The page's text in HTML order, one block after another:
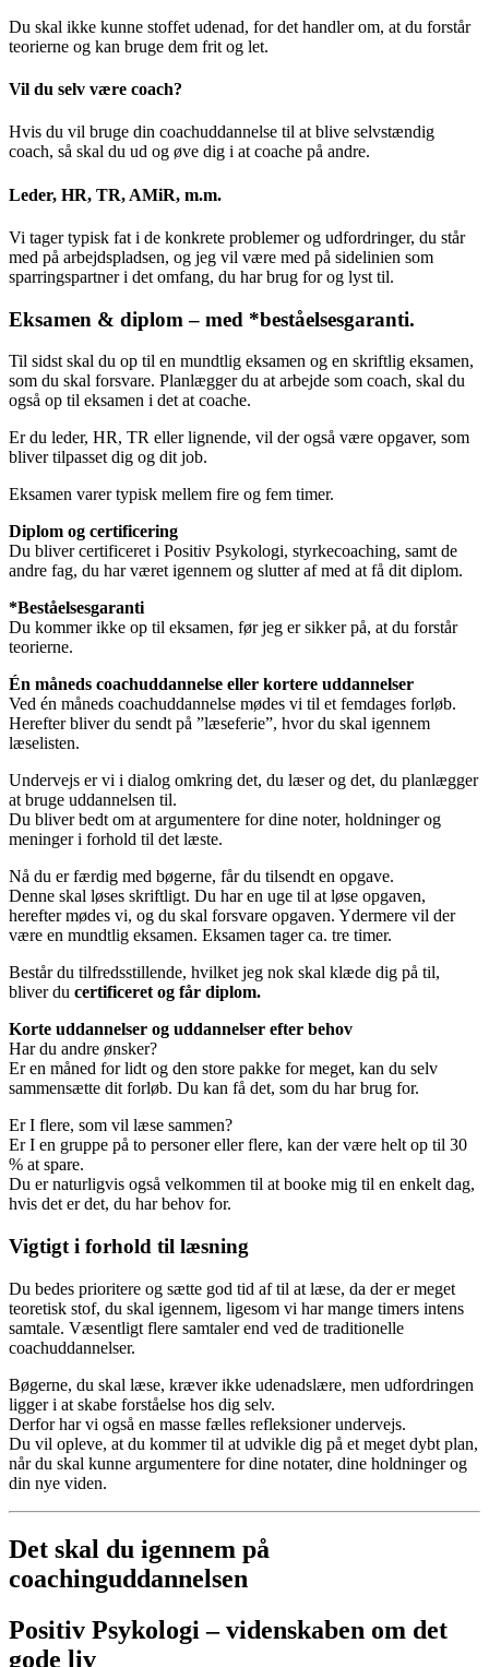
Du skal ikke kunne stoffet udenad, for det handler om, at du forstår
teorierne og kan bruge dem frit og let.
Vil du selv være coach?
Hvis du vil bruge din coachuddannelse til at blive selvstændig
coach, så skal du ud og øve dig i at coache på andre.
Leder, HR, TR, AMiR, m.m.
Vi tager typisk fat i de konkrete problemer og udfordringer, du står
med på arbejdspladsen, og jeg vil være med på sidelinien som
sparringspartner i det omfang, du har brug for og lyst til.
Eksamen & diplom – med *beståelsesgaranti.
Til sidst skal du op til en mundtlig eksamen og en skriftlig eksamen,
som du skal forsvare. Planlægger du at arbejde som coach, skal du
også op til eksamen i det at coache.
Er du leder, HR, TR eller lignende, vil der også være opgaver, som
bliver tilpasset dig og dit job.
Eksamen varer typisk mellem fire og fem timer.
Diplom og certificering
Du bliver certificeret i Positiv Psykologi, styrkecoaching, samt de
andre fag, du har været igennem og slutter af med at få dit diplom.
*Beståelsesgaranti
Du kommer ikke op til eksamen, før jeg er sikker på, at du forstår
teorierne.
Én måneds coachuddannelse eller kortere uddannelser
Ved én måneds coachuddannelse mødes vi til et femdages forløb.
Herefter bliver du sendt på ”læseferie”, hvor du skal igennem
læselisten.
Undervejs er vi i dialog omkring det, du læser og det, du planlægger
at bruge uddannelsen til.
Du bliver bedt om at argumentere for dine noter, holdninger og
meninger i forhold til det læste.
Nå du er færdig med bøgerne, får du tilsendt en opgave.
Denne skal løses skriftligt. Du har en uge til at løse opgaven,
herefter mødes vi, og du skal forsvare opgaven. Ydermere vil der
være en mundtlig eksamen. Eksamen tager ca. tre timer.
Består du tilfredsstillende, hvilket jeg nok skal klæde dig på til,
bliver du certificeret og får diplom.
Korte uddannelser og uddannelser efter behov
Har du andre ønsker?
Er en måned for lidt og den store pakke for meget, kan du selv
sammensætte dit forløb. Du kan få det, som du har brug for.
Er I flere, som vil læse sammen?
Er I en gruppe på to personer eller flere, kan der være helt op til 30
% at spare.
Du er naturligvis også velkommen til at booke mig til en enkelt dag,
hvis det er det, du har behov for.
Vigtigt i forhold til læsning
Du bedes prioritere og sætte god tid af til at læse, da der er meget
teoretisk stof, du skal igennem, ligesom vi har mange timers intens
samtale. Væsentligt flere samtaler end ved de traditionelle
coachuddannelser.
Bøgerne, du skal læse, kræver ikke udenadslære, men udfordringen
ligger i at skabe forståelse hos dig selv.
Derfor har vi også en masse fælles refleksioner undervejs.
Du vil opleve, at du kommer til at udvikle dig på et meget dybt plan,
når du skal kunne argumentere for dine notater, dine holdninger og
din nye viden.
Det skal du igennem på
coachinguddannelsen
Positiv Psykologi –videnskaben om det
gode liv